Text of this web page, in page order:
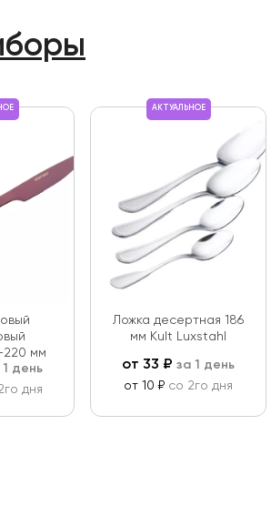
220 мм
1 день
дня
АКТУАЛЬНОЕ
Ложка десертная 186
мм Kult Luxstahl
от 33 ₽ за 1 день
от 10 ₽ со 2го дня